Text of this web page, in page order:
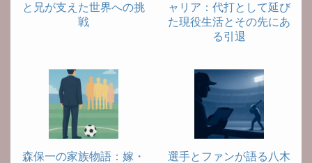
と兄が支えた世界への挑
戦
ャリア：代打として延び
た現役生活とその先にあ
る引退
森保一の家族物語：嫁・
選手とファンが語る八木